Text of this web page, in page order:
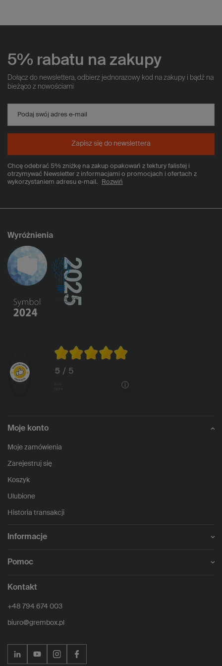
5% rabatu na zakupy
Dołącz do newslettera, odbierz jednorazowy kod na zakupy i bądź na
bieżąco z nowościami
Podaj swój adres e-mail
Chcę odebrać 5% zniżkę na zakup opakowań z tektury falistej i
otrzymywać Newsletter z informacjami o promocjach i ofertach z
wykorzystaniem adresu e-mail.
Rozwiń
Zapisz się do newslettera
Wyróżnienia
5 / 5
Moje konto
Moje zamówienia
Zarejestruj się
Koszyk
Ulubione
Historia transakcji
Informacje
Pomoc
Kontakt
+48 794 674 003
biuro@grembox.pl